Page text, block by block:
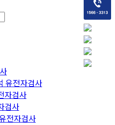
유전자검사
자검사
검사
전자검사